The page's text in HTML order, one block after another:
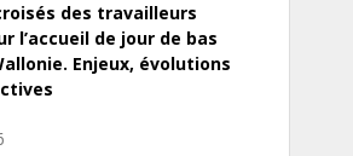
des travailleurs
l’accueil de jour de bas
Enjeux, évolutions